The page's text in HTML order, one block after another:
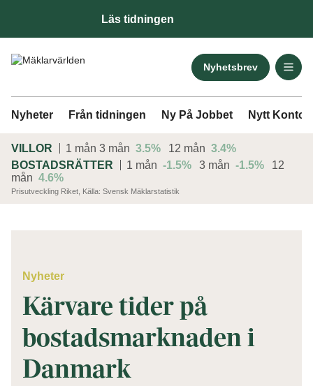
Läs tidningen
Nyhetsbrev
Nyheter Från tidningen Ny På Jobbet Nytt Kontor
VILLOR 1 mån 3 mån 3.5% 12 mån 3.4%
BOSTADSRÄTTER
1 mån -1.5% 3 mån -1.5%
12
mån 4.6%
Prisutveckling Riket, Källa: Svensk Mäklarstatistik
ANNONS
Nyheter
Kärvare tider på
bostadsmarknaden i
Danmark